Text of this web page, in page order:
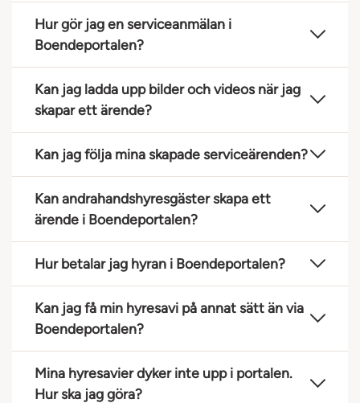
Hur gör jag en serviceanmälan i
Boendeportalen?
Kan jag ladda upp bilder och videos när jag
skapar ett ärende?
Kan jag följa mina skapade serviceärenden?
Kan andrahandshyresgäster skapa ett
ärende i Boendeportalen?
Hur betalar jag hyran i Boendeportalen?
Kan jag få min hyresavi på annat sätt än via
Boendeportalen?
Mina hyresavier dyker inte upp i portalen.
Hur ska jag göra?